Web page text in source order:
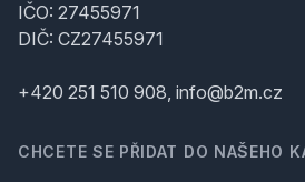
IČO: 27455971
DIČ: CZ27455971
+420 251 510 908, info@b2m.cz
CHCETE SE PŘIDAT DO NAŠEHO